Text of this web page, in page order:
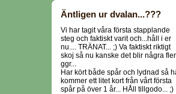
Äntligen ur dvalan...???
Vi har tagit våra första stapplande
steg och faktiskt varit och...håll i er
nu.... TRÄNAT... ;) Va faktiskt riktigt
skoj så nu kanske det blir några fler
ggr...
Har kört både spår och lydnad så
kommer ett litet kort från vårt första
spår på över 1 år... HÅll tillgodo... ;)